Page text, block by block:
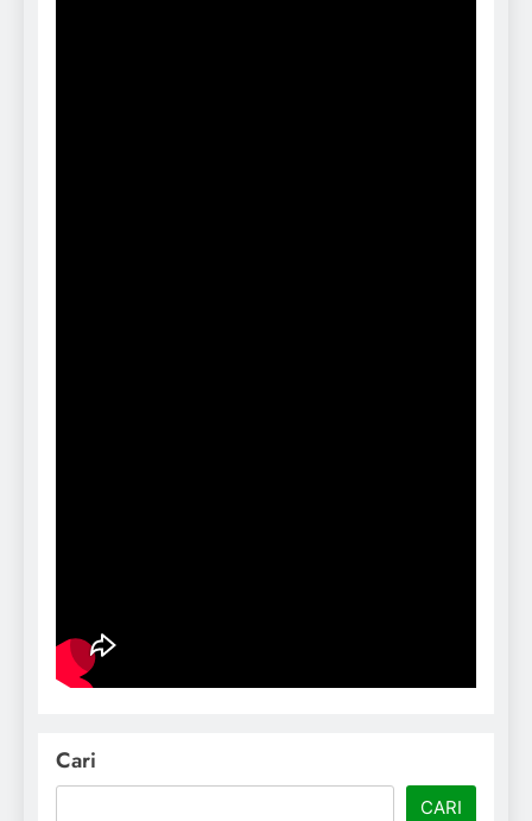
Cari
CARI